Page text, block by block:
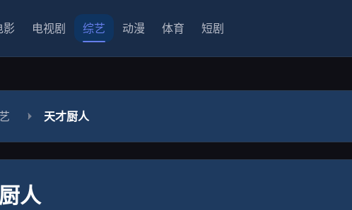
影 电视剧 综艺 动漫 体育 短剧
天才厨人
人